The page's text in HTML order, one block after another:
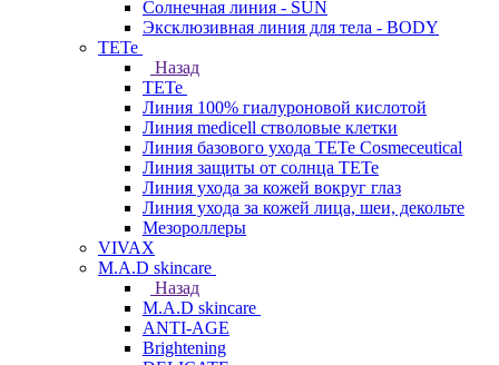
Солнечная линия - SUN
Эксклюзивная линия для тела - BODY
TETe
Назад
TETe
Линия 100% гиалуроновой кислотой
Линия medicell стволовые клетки
Линия базового ухода TETe Cosmeceutical
Линия защиты от солнца TETe
Линия ухода за кожей вокруг глаз
Линия ухода за кожей лица, шеи, декольте
Мезороллеры
VIVAX
M.A.D skincare
Назад
M.A.D skincare
ANTI-AGE
Brightening